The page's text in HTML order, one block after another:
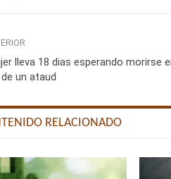
lleva 18 dias esperando morirse
un ataud
RELACIONADO